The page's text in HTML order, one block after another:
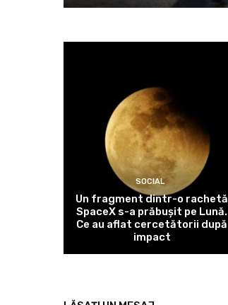
SOCIAL
Un fragment dintr-o rachetă
SpaceX s-a prăbușit pe Lună.
Ce au aflat cercetătorii după
impact